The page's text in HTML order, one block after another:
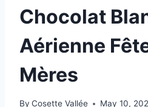
Chocolat
Aérienne
Mères
By Cosette Vallée May 10,